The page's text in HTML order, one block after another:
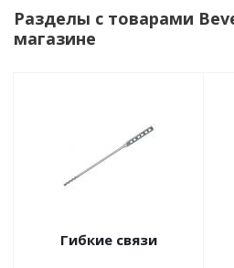
Разделы с товарами
магазине
Гибкие связи